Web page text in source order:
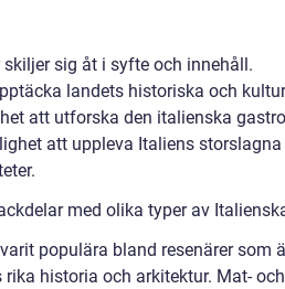
sig åt i syfte och innehåll.
landets historiska och
att utforska den italienska
att uppleva Italiens storslagna
med olika typer av
populära bland resenärer som
historia och arkitektur. Mat- och